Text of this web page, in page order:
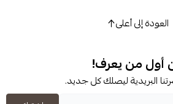
العودة إلى أعلى
أول من يعرف!
البريدية ليصلك كل جديد.